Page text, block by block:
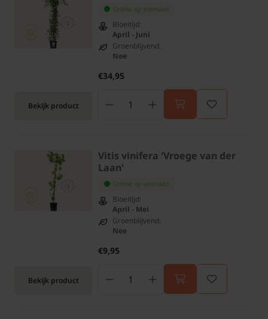
Bekijk product
Online op voorraad
Bloeitijd:
April - Juni
Groenblijvend:
Nee
€34,95
Bekijk product
Vitis vinifera 'Vroege van der
Laan'
Online op voorraad
Bloeitijd:
April - Mei
Groenblijvend:
Nee
€9,95